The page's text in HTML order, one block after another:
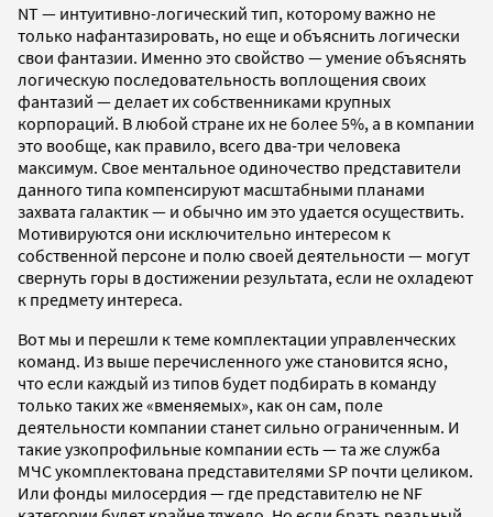
NT — интуитивно-логический тип, которому важно не
только нафантазировать, но еще и объяснить логически
свои фантазии. Именно это свойство — умение объяснять
логическую последовательность воплощения своих
фантазий — делает их собственниками крупных
корпораций. В любой стране их не более 5%, а в компании
это вообще, как правило, всего два-три человека
максимум. Свое ментальное одиночество представители
данного типа компенсируют масштабными планами
захвата галактик — и обычно им это удается осуществить.
Мотивируются они исключительно интересом к
собственной персоне и полю своей деятельности — могут
свернуть горы в достижении результата, если не охладеют
к предмету интереса.
Вот мы и перешли к теме комплектации управленческих
команд. Из выше перечисленного уже становится ясно,
что если каждый из типов будет подбирать в команду
только таких же «вменяемых», как он сам, поле
деятельности компании станет сильно ограниченным. И
такие узкопрофильные компании есть — та же служба
МЧС укомплектована представителями SP почти целиком.
Или фонды милосердия — где представителю не NF